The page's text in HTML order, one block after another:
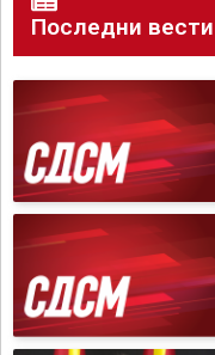
Последни вести